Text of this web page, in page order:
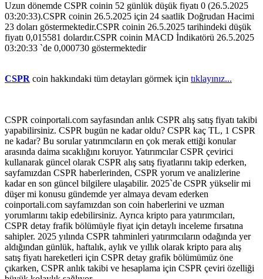
Uzun dönemde CSPR coinin 52 günlük düşük fiyatı 0 (26.5.2025
03:20:33).CSPR coinin 26.5.2025 için 24 saatlik Doğrudan Hacimi
23 doları göstermektedir.CSPR coinin 26.5.2025 tarihindeki düşük
fiyatı 0,015581 dolardır.CSPR coinin MACD İndikatörü 26.5.2025
03:20:33 `de 0,000730 göstermektedir
CSPR coin hakkındaki tüm detayları görmek için tıklayınız...
CSPR coinportali.com sayfasından anlık CSPR alış satış fiyatı takibi
yapabilirsiniz. CSPR bugün ne kadar oldu? CSPR kaç TL, 1 CSPR
ne kadar? Bu sorular yatırımcıların en çok merak ettiği konular
arasında daima sıcaklığını koruyor. Yatırımcılar CSPR çevirici
kullanarak güncel olarak CSPR alış satış fiyatlarını takip ederken,
sayfamızdan CSPR haberlerinden, CSPR yorum ve analizlerine
kadar en son güncel bilgilere ulaşabilir. 2025`de CSPR yükselir mi
düşer mi konusu gündemde yer almaya devam ederken
coinportali.com sayfamızdan son coin haberlerini ve uzman
yorumlarını takip edebilirsiniz. Ayrıca kripto para yatırımcıları,
CSPR detay frafik bölümüyle fiyat için detaylı inceleme fırsatına
sahipler. 2025 yılında CSPR tahminleri yatırımcıların odağında yer
aldığından günlük, haftalık, aylık ve yıllık olarak kripto para alış
satış fiyatı hareketleri için CSPR detay grafik bölümümüz öne
çıkarken, CSPR anlık takibi ve hesaplama için CSPR çeviri özelliği